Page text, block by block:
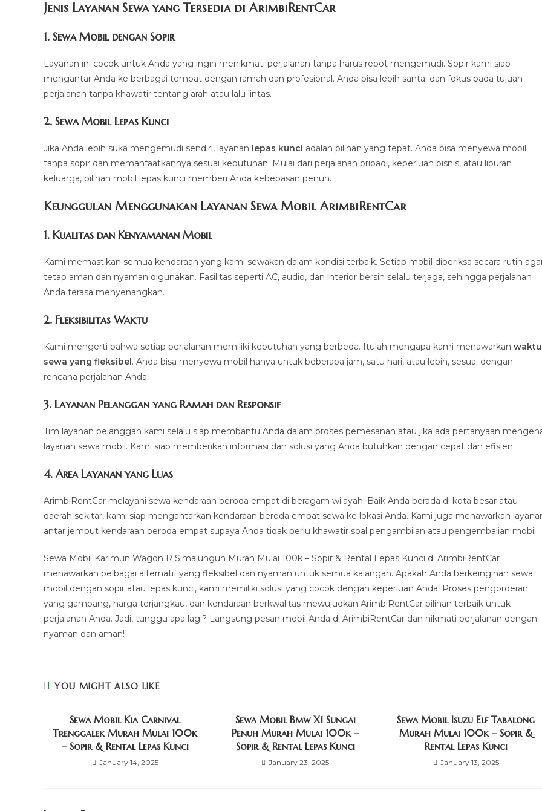
Jenis Layanan Sewa yang Tersedia di ArimbiRentCar
1. Sewa Mobil dengan Sopir
Layanan ini cocok untuk Anda yang ingin menikmati perjalanan tanpa harus repot mengemudi. Sopir kami siap
mengantar Anda ke berbagai tempat dengan ramah dan profesional. Anda bisa lebih santai dan fokus pada tujuan
perjalanan tanpa khawatir tentang arah atau lalu lintas.
2. Sewa Mobil Lepas Kunci
Jika Anda lebih suka mengemudi sendiri, layanan lepas kunci adalah pilihan yang tepat. Anda bisa menyewa mobil
tanpa sopir dan memanfaatkannya sesuai kebutuhan. Mulai dari perjalanan pribadi, keperluan bisnis, atau liburan
keluarga, pilihan mobil lepas kunci memberi Anda kebebasan penuh.
Keunggulan Menggunakan Layanan Sewa Mobil ArimbiRentCar
1. Kualitas dan Kenyamanan Mobil
Kami memastikan semua kendaraan yang kami sewakan dalam kondisi terbaik. Setiap mobil diperiksa secara rutin
tetap aman dan nyaman digunakan. Fasilitas seperti AC, audio, dan interior bersih selalu terjaga, sehingga perjalanan
Anda terasa menyenangkan.
2. Fleksibilitas Waktu
Kami mengerti bahwa setiap perjalanan memiliki kebutuhan yang berbeda. Itulah mengapa kami menawarkan waktu
sewa yang fleksibel. Anda bisa menyewa mobil hanya untuk beberapa jam, satu hari, atau lebih, sesuai dengan
rencana perjalanan Anda.
3. Layanan Pelanggan yang Ramah dan Responsif
Tim layanan pelanggan kami selalu siap membantu Anda dalam proses pemesanan atau jika ada pertanyaan
layanan sewa mobil. Kami siap memberikan informasi dan solusi yang Anda butuhkan dengan cepat dan efisien.
4. Area Layanan yang Luas
ArimbiRentCar melayani sewa kendaraan beroda empat di beragam wilayah. Baik Anda berada di kota besar atau
daerah sekitar, kami siap mengantarkan kendaraan beroda empat sewa ke lokasi Anda. Kami juga menawarkan
antar jemput kendaraan beroda empat supaya Anda tidak perlu khawatir soal pengambilan atau pengembalian mobil.
Sewa Mobil Karimun Wagon R Simalungun Murah Mulai 100k – Sopir & Rental Lepas Kunci di ArimbiRentCar
menawarkan pelbagai alternatif yang fleksibel dan nyaman untuk semua kalangan. Apakah Anda berkeinginan sewa
mobil dengan sopir atau lepas kunci, kami memiliki solusi yang cocok dengan keperluan Anda. Proses pengorderan
yang gampang, harga terjangkau, dan kendaraan berkwalitas mewujudkan ArimbiRentCar pilihan terbaik untuk
perjalanan Anda. Jadi, tunggu apa lagi? Langsung pesan mobil Anda di ArimbiRentCar dan nikmati perjalanan dengan
nyaman dan aman!
YOU MIGHT ALSO LIKE
Sewa Mobil Kia Carnival
Trenggalek Murah Mulai 100k
– Sopir & Rental Lepas Kunci
January 14, 2025
Sewa Mobil Bmw X1 Sungai
Penuh Murah Mulai 100k –
Sopir & Rental Lepas Kunci
January 23, 2025
Sewa Mobil Isuzu Elf Tabalong
Murah Mulai 100k – Sopir &
Rental Lepas Kunci
January 13, 2025